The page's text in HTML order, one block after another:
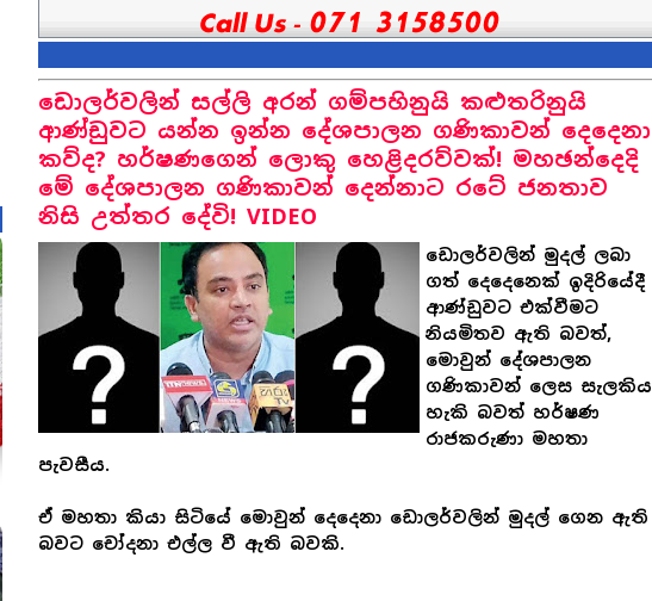
ඩොලර්වලින් සල්ලි අරන් ගම්පහිනුයි කළුතරිනුයි
ආණ්ඩුවට යන්න ඉන්න දේශපාලන ගණිකාවන් දෙදෙනා
කව්ද? හර්ෂණ‌ගෙන් ලොකු හෙළිදරව්වක්! මහඡන්දෙදි
මේ දේශපාලන ගණිකාවන් දෙන්නාට රටේ ජනතාව
නිසි උත්තර දේවි! VIDEO
ඩොලර්වලින් මුදල් ලබා
ගත් දෙදෙනෙක් ඉදිරියේදී
ආණ්ඩුවට එක්වීමට
නියමිතව ඇති බවත්,
මොවුන් දේශපාලන
ගණිකාවන් ලෙස සැලකිය
හැකි බවත් හර්ෂණ
රාජකරුණා මහතා
පැවසීය.
ඒ මහතා කියා සිටියේ මොවුන් දෙදෙනා ඩොලර්වලින් මුදල් ගෙන ඇති
බවට චෝදනා එල්ල වී ඇති බවකි.